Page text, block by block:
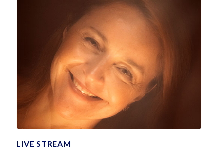
LIVE STREAM